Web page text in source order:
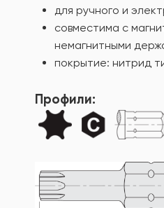
для ручного и
совместима с
немагнитными
покрытие: нитрид
Профили: